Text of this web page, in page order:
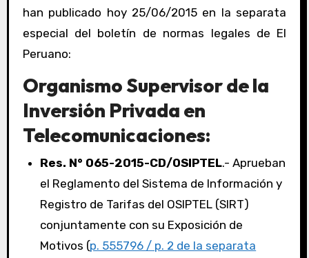
han publicado hoy 25/06/2015 en la separata
especial del boletín de normas legales de El
Peruano:
Organismo Supervisor de la
Inversión Privada en
Telecomunicaciones:
Res. N° 065-2015-CD/OSIPTEL.- Aprueban
el Reglamento del Sistema de Información y
Registro de Tarifas del OSIPTEL (SIRT)
conjuntamente con su Exposición de
Motivos (p. 555796 / p. 2 de la separata